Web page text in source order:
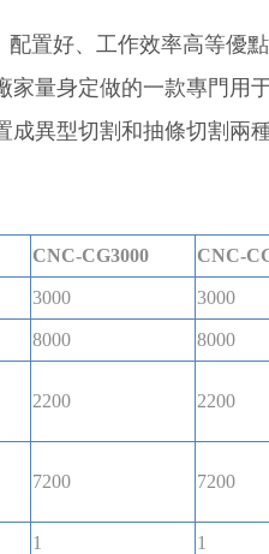
置好、工作效率高等優
量身定做的一款專門用
異型切割和抽條切割兩
CNC-CG3000 CNC-
3000 3000
8000 8000
2200 2200
7200 7200
1 1